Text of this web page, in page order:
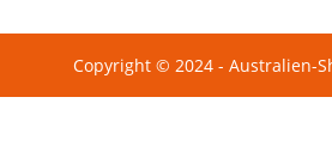
Copyright © 2024 - Australien-